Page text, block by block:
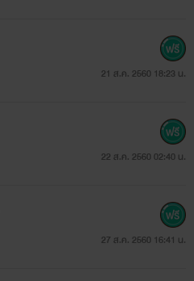
21 ส.ค. 2560 18:23 น.
22 ส.ค. 2560 02:40 น.
27 ส.ค. 2560 16:41 น.